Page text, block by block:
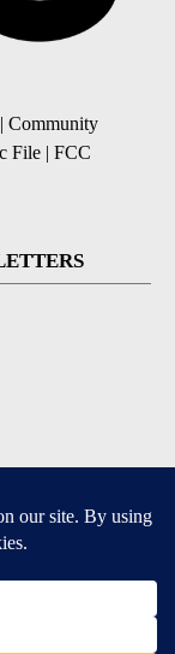
| Community
File | FCC